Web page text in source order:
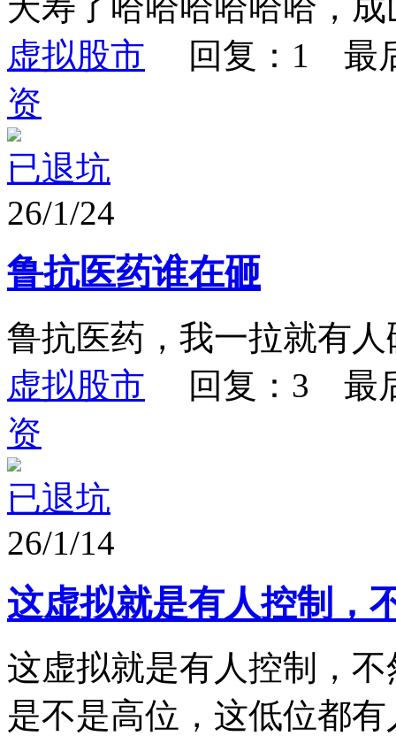
虚拟股市 回复：1 最
资
已退坑
26/1/24
鲁抗医药谁在砸
鲁抗医药，我一拉就有
虚拟股市 回复：3 最
资
已退坑
26/1/14
这虚拟就是有人控制，
这虚拟就是有人控制，
是不是高位，这低位都